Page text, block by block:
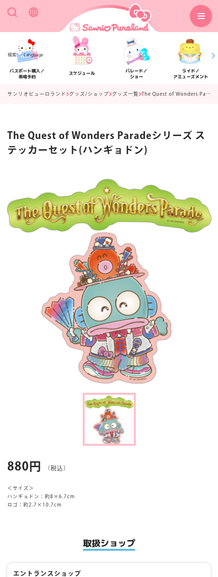
検索 Language
パスポート購入／
来場予約
スケジュール
パレード／
ショー
ライド／
アミューズメント
アクセス フロアマップ
楽しみ方 サービスガイド
よくあるご質問 ニュース
コラボレーション
サンリオピューロランド グッズ/ショップ グッズ一覧 The Quest of Wonders Paradeシリーズ ステッカーセット(ハンギョドン)
The Quest of Wonders Paradeシリーズ ス
テッカーセット(ハンギョドン)
880円 （税込）
＜サイズ＞
ハンギョドン：約8×6.7cm
ロゴ：約2.7×10.7cm
取扱ショップ
エントランスショップ